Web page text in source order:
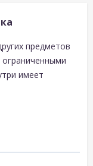
предметов
имеет